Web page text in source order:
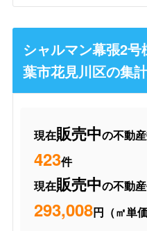
シャルマン幕張2
葉市花見川区の集
現在販売中の不動
423件
現在販売中の不動
293,008円（㎡単価